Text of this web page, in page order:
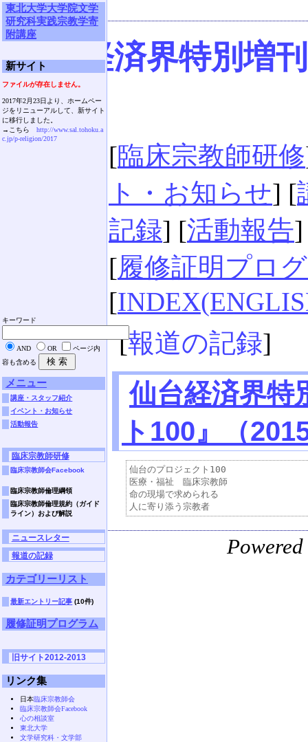
仙台経済界特別増
[臨床宗教師研修
ト・お知らせ] [
記録] [活動報告]
[履修証明プロ
[
[報道の記録]
仙台経済界特
ト100』（
仙台のプロジェクト100
医療・福祉　臨床宗教師
命の現場で求められる
東北大学大学院文学
研究科実践宗教学寄
附講座
新サイト
ファイルが存在しません。
2017年2月23日より、ホームペー
ジをリニューアルして、新サイト
に移行しました。
→こちら http://www.sal.tohoku.a
c.jp/p-religion/2017
キーワード
AND OR
ページ内
容も含める
メニュー
講座・スタッフ紹介
イベント・お知らせ
活動報告
臨床宗教師研修
臨床宗教師会Facebook
臨床宗教師倫理綱領
臨床宗教師倫理規約（ガイド
ライン）および解説
ニュースレター
報道の記録
カテゴリーリスト
最新エントリー記事 (10件)
履修証明プログラム
旧サイト2012-2013
リンク集
日本臨床宗教師会
臨床宗教師会Facebook
心の相談室
東北大学
文学研究科・文学部